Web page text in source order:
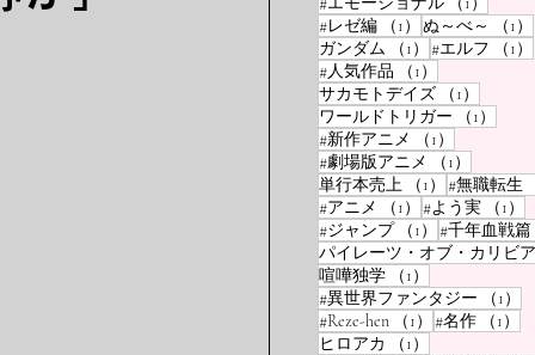
#レゼ編
（1） 1件の記事
ぬ～べ～ （1）
ガンダム
（1） 1件の記事
#エルフ （1）
#人気作品
（1）
サカモトデイズ
（1）
ワールドトリガー
（1）
#新作アニメ
（1）
#劇場版アニメ
（1）
単行本売上
（1） 1件の記事
#無職転生
#アニメ
（1） 1件の記事
#よう実 （1）
#ジャンプ
（1） 1件の記事
#千年血戦篇
パイレーツ・オブ・カリビ
喧嘩独学
（1）
#異世界ファンタジー
（1）
#Reze-hen
（1） 1件の記事
#名作 （1）
ヒロアカ
（1）